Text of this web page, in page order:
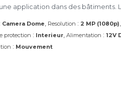
application dans des bâtiments.
Camera Dome Resolution : 2 MP (1080p)
protection : Interieur Alimentation : 12V
: Mouvement